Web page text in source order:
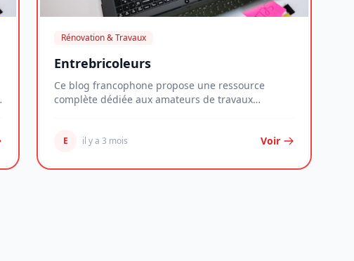
Rénovation & Travaux
Entrebricoleurs
Ce blog francophone propose une ressource
complète dédiée aux amateurs de travaux
E il y a 3 mois Voir